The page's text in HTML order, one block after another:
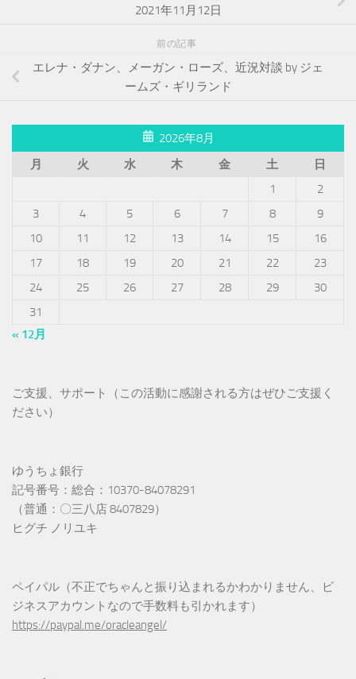
2021年11月12日
前の記事
エレナ・ダナン、メーガン・ローズ、近況対談 by ジェ
ームズ・ギリランド
2026年8月
月
火 水 木 金 土
日
1
2
3
4 5 6 7 8
9
10
11 12 13 14 15
16
17
18 19 20 21 22
23
24
25 26 27 28 29
30
31
« 12月
ご支援、サポート（この活動に感謝される方はぜひご支援く
ださい）
ゆうちょ銀行
記号番号：総合：10370-84078291
（普通：〇三八店 8407829）
ヒグチ ノリユキ
ペイパル（不正でちゃんと振り込まれるかわかりません、ビ
ジネスアカウントなので手数料も引かれます）
https://paypal.me/oracleangel/